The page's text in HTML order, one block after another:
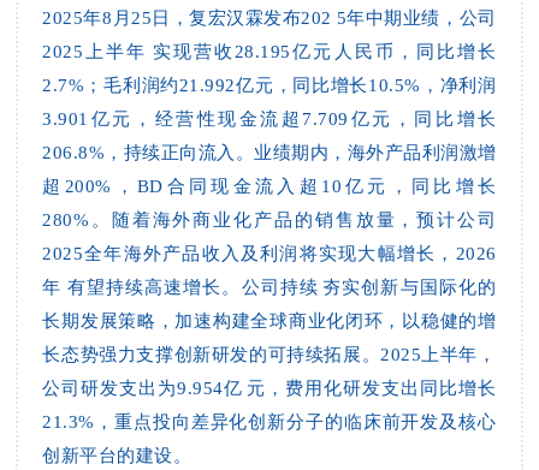
2025年8月25日，复宏汉霖发布2025年中期业绩，公司
2025上半年实现营收28.195亿元人民币，同比增长
2.7%；毛利润约21.992亿元，同比增长10.5%， 净利润
3.901亿元， 经营性现金流超7.709亿元，同比增长
206.8%，持续正向流入。业绩期内，海外产品利润激增
超200%， BD 合同现金流入超 10 亿元，同比增长
280%。
随着海外商业化产品的销售放量，预计公司
2025全年海外产品收入及利润将实现大幅增长，2026
年有望持续高速增长。 公司持续夯实创新与国际化的
长期发展策略，加速构建全球商业化闭环，以稳健的增
长态势强力支撑创新研发的可持续拓展。 2025上半年，
公司研发支出为9.954亿元，费用化研发支出同比增长
21.3%，重点投向差异化创新分子的临床前开发及核心
创新平台的建设。